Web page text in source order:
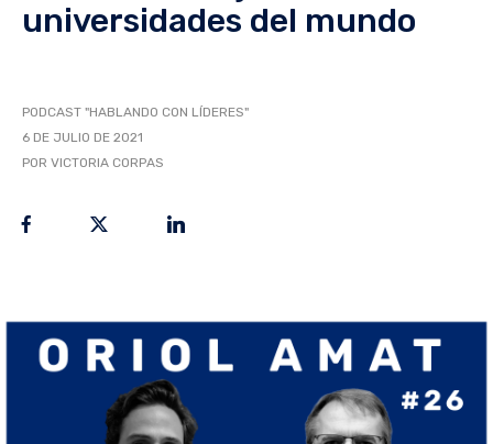
universidades del mundo
PODCAST "HABLANDO CON LÍDERES"
6 DE JULIO DE 2021
POR VICTORIA CORPAS